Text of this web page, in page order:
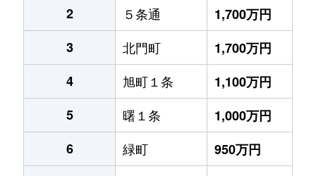
2
５条通
1,700万円
3
北門町
1,700万円
4
旭町１条
1,100万円
5
曙１条
1,000万円
6
緑町
950万円